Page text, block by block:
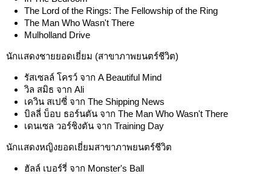
The Lord of the Rings: The Fellowship of the Ring
The Man Who Wasn't There
Mulholland Drive
นักแสดงชายยอดเยี่ยม (สาขาภาพยนตร์ชีวิต)
รัสเซลล์ โครว์ จาก A Beautiful Mind
วิล สมิธ จาก Ali
เควิน สเปซี่ จาก The Shipping News
บิลลี่ บ็อบ ธอร์นตัน จาก The Man Who Wasn't There
เดนเซล วอร์ชิงตัน จาก Training Day
นักแสดงหญิงยอดเยี่ยมสาขาภาพยนตร์ชีวิต
ฮัลล์ เบอร์รี่ จาก Monster's Ball